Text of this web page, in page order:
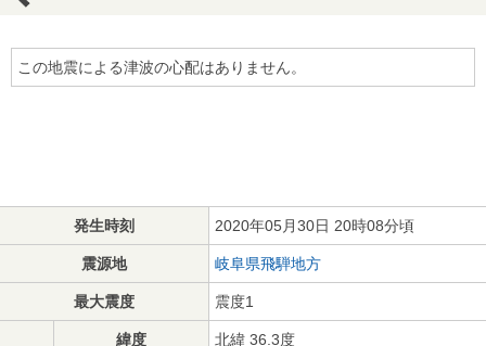
この地震による津波の心配はありません。
発生時刻 2020年05月30日 20時08分頃
震源地 岐阜県飛騨地方
最大震度 震度1
緯度 北緯 36.3度